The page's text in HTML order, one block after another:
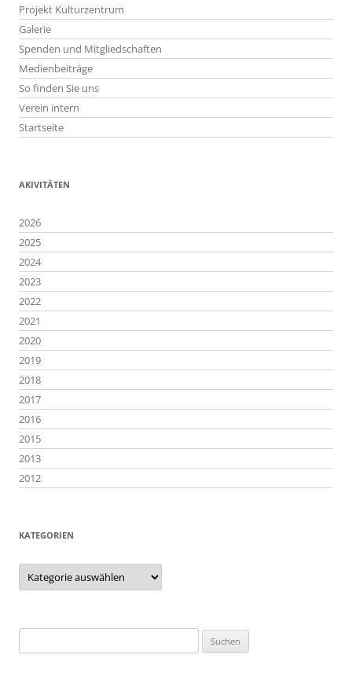
Projekt Kulturzentrum
Galerie
Spenden und Mitgliedschaften
Medienbeiträge
So finden Sie uns
Verein intern
Startseite
AKIVITÄTEN
2026
2025
2024
2023
2022
2021
2020
2019
2018
2017
2016
2015
2013
2012
KATEGORIEN
Kategorien
nach: